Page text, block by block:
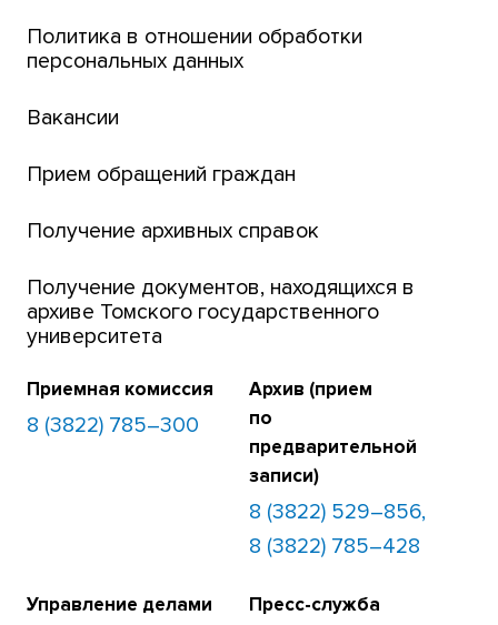
Интернет-лицей
Открытые онлайн-курсы (MOOCs)
Платежи онлайн
Банк инициатив по развитию университета
Политика в отношении обработки
персональных данных
Вакансии
Прием обращений граждан
Получение архивных справок
Получение документов, находящихся в
архиве Томского государственного
университета
Приемная комиссия
8 (3822) 785–300
Архив (прием
по
предварительной
записи)
8 (3822) 529–856,
8 (3822) 785–428
Управление делами Пресс-служба